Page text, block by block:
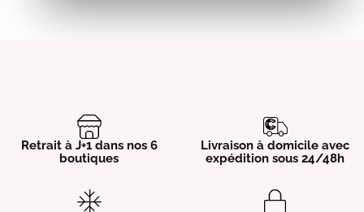
Retrait à J+1 dans nos 6
boutiques
Livraison à domicile avec
expédition sous 24/48h